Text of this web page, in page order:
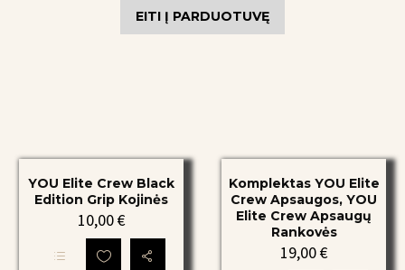
EITI Į PARDUOTUVĘ
Elite
Crew
Black
Edition
YOU Elite Crew Black
Edition Grip Kojinės
10,00€
YOU
Elite
Crew
Apsaugos,
Komplektas YOU Elite
Crew Apsaugos, YOU
Elite Crew Apsaugų
Rankovės
19,00€